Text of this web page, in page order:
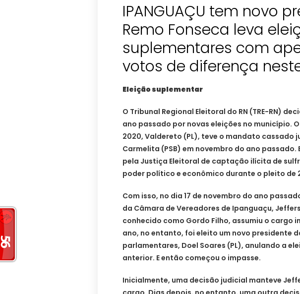
IPANGUAÇU tem novo
Remo Fonseca leva
suplementares com
votos de diferença
Eleição suplementar
O Tribunal Regional Eleitoral do RN (TRE-RN)
ano passado por novas eleições no município.
2020, Valdereto (PL), teve o mandato cassado
Carmelita (PSB) em novembro do ano passado.
pela Justiça Eleitoral de captação ilícita de
poder político e econômico durante o pleito de
Com isso, no dia 17 de novembro do ano
da Câmara de Vereadores de Ipanguaçu,
conhecido como Gordo Filho, assumiu o cargo
ano, no entanto, foi eleito um novo presidente
parlamentares, Doel Soares (PL), anulando a
anterior. E então começou o impasse.
Inicialmente, uma decisão judicial manteve